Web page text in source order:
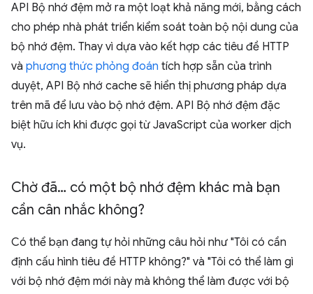
API Bộ nhớ đệm mở ra một loạt khả năng mới, bằng cách
cho phép nhà phát triển kiểm soát toàn bộ nội dung của
bộ nhớ đệm. Thay vì dựa vào kết hợp các tiêu đề HTTP
và phương thức phỏng đoán tích hợp sẵn của trình
duyệt, API Bộ nhớ cache sẽ hiển thị phương pháp dựa
trên mã để lưu vào bộ nhớ đệm. API Bộ nhớ đệm đặc
biệt hữu ích khi được gọi từ JavaScript của worker dịch
vụ.
Chờ đã… có một bộ nhớ đệm khác mà bạn
cần cân nhắc không?
Có thể bạn đang tự hỏi những câu hỏi như "Tôi có cần
định cấu hình tiêu đề HTTP không?" và "Tôi có thể làm gì
với bộ nhớ đệm mới này mà không thể làm được với bộ